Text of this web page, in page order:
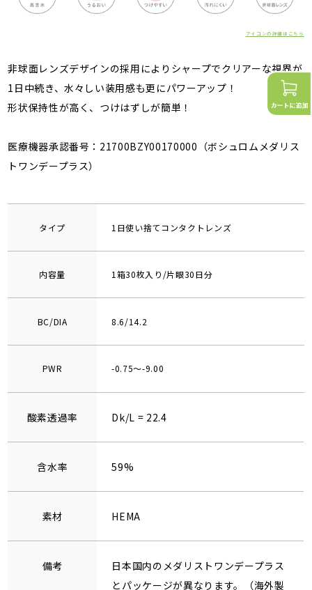
アイコンの詳細はこちら
非球面レンズデザインの採用によりシャープでクリアーな視界が
1日中続き、水々しい装用感も更にパワーアップ！
形状保持性が高く、つけはずしが簡単！
医療機器承認番号：21700BZY00170000（ボシュロムメダリス
トワンデープラス）
タイプ 1日使い捨てコンタクトレンズ
内容量 1箱30枚入り/片眼30日分
BC/DIA 8.6/14.2
PWR -0.75～-9.00
酸素透過率 Dk/L = 22.4
含水率 59%
素材 HEMA
備考
日本国内のメダリストワンデープラス
とパッケージが異なります。（海外製